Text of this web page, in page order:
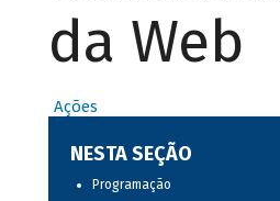
da Web
Ações
NESTA SEÇÃO
Programação